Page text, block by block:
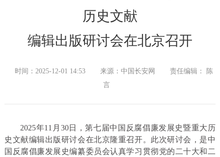
历史文献
编辑出版研讨会在北京召开
时间：2025-12-01 14:53 来源：中国长安网
责任编辑： 陈
言
2025年11月30日，第七届中国反腐倡廉发展史暨重大历
史文献编辑出版研讨会在北京隆重召开。此次研讨会，是中
国反腐倡廉发展史编纂委员会认真学习贯彻党的二十大和二